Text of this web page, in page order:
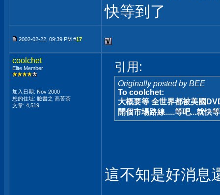
快等到了
2002-02-22, 09:39 PM #17
coolchet
Elite Member
加入日期: Nov 2000
您的住址: 臉書之 高苦茶
文章: 4,519
引用:
Originally posted by BEE
To coolchet:
大概要等 全世界都被美國
開個市場路線.....等吧...就快
這不知是好消息